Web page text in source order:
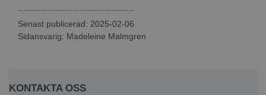
Senast publicerad: 2025-02-06
Sidansvarig: Madeleine Malmgren
KONTAKTA OSS